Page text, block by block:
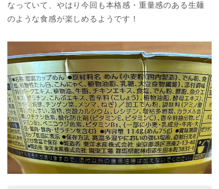
なっていて、やはり今回も本格感・重量感のある生麺
のような食感が楽しめるようです！